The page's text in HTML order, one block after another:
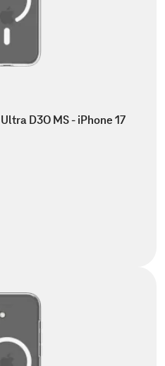
D3O MS - iPhone 17